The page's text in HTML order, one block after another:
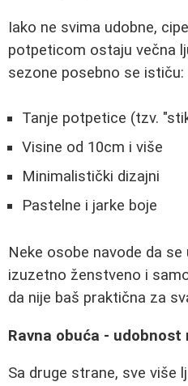
Iako ne svima udobne,
potpeticom ostaju večna
sezone posebno se ističu:
Tanje potpetice (tzv.
Visine od 10cm i više
Minimalistički dizajni
Pastelne i jarke boje
Neke osobe navode da
izuzetno ženstveno i
da nije baš praktična za
Ravna obuća - udobnost
Sa druge strane, sve više